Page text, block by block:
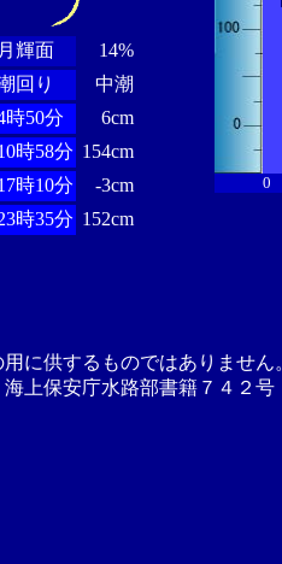
月輝面
14%
回り
中潮
時50分
6cm
時58分 154cm
時10分
-3cm
時35分 152cm
0
に供するものではありませ
上保安庁水路部書籍７４２